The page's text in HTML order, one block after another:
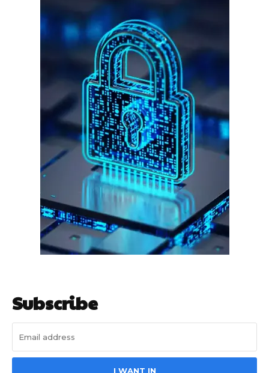
गुरुग्राम साइबर पुलिस ने बीते छह महीने में 18 बैंक कर्मचारियों को किया गिरफ्तार
इन लोगों ने लालच में आकर बैंक खाते खोलकर साइबर ठगों को उपलब्ध कराए
हर खाते के बदले मिलते थे 20 से 25 हजार
साइबर धोखाधड़ी बैंकिंग में
HIGHLIGHT
Subscribe
I WANT IN